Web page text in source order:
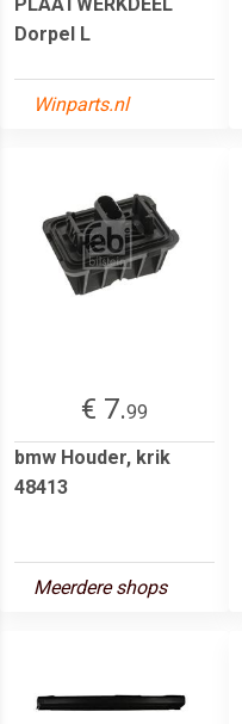
Dorpel L
Winparts.nl
€ 7.99
bmw Houder, krik
48413
Meerdere shops